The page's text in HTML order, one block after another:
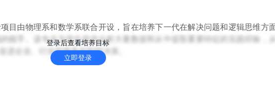
登录后查看培养目标
立即登录
目由物理系和数学系联合开设，旨在培养下一代在解决问题和逻辑思维方
能手。该专业为学生提供分析大量数据和从中提取重要特征的实践经验，从
进企业、行业和服务的智能决策。